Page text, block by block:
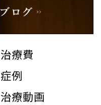
治療費
症例
治療動画